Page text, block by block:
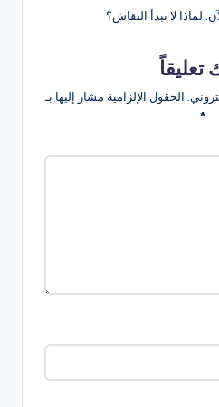
لماذا لا تبدأ النقاش؟
تعليقاً
الحقول الإلزامية مشار إليها بـ
*